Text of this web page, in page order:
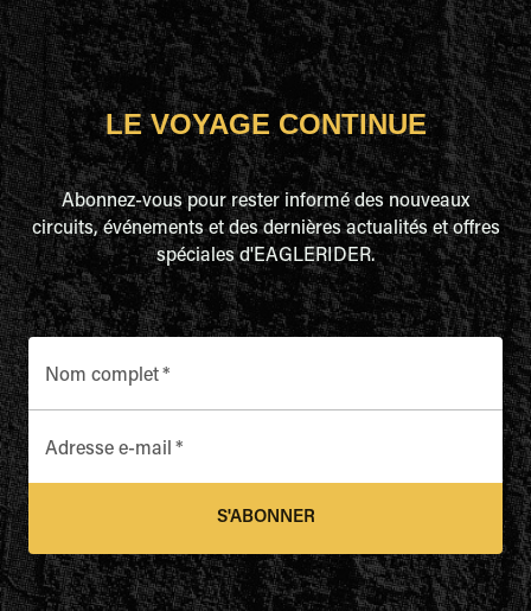
LE VOYAGE CONTINUE
Abonnez-vous pour rester informé des nouveaux
circuits, événements et des dernières actualités et offres
spéciales d'EAGLERIDER.
Nom complet*
Adresse e-mail *
S'ABONNER